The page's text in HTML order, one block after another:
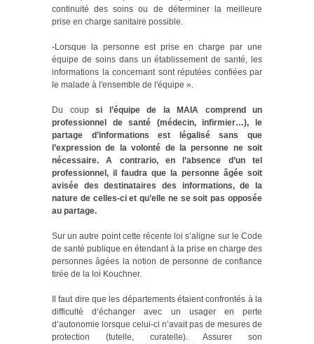
continuité des soins ou de déterminer la meilleure
prise en charge sanitaire possible.
-Lorsque la personne est prise en charge par une
équipe de soins dans un établissement de santé, les
informations la concernant sont réputées confiées par
le malade à l'ensemble de l'équipe ».
Du coup si l’équipe de la MAIA comprend un
professionnel de santé (médecin, infirmier…), le
partage d’informations est légalisé sans que
l’expression de la volonté de la personne ne soit
nécessaire. A contrario, en l’absence d’un tel
professionnel, il faudra que la personne âgée soit
avisée des destinataires des informations, de la
nature de celles-ci et qu’elle ne se soit pas opposée
au partage.
Sur un autre point cette récente loi s’aligne sur le Code
de santé publique en étendant à la prise en charge des
personnes âgées la notion de personne de confiance
tirée de la loi Kouchner.
Il faut dire que les départements étaient confrontés à la
difficulté d’échanger avec un usager en perte
d’autonomie lorsque celui-ci n’avait pas de mesures de
protection (tutelle, curatelle). Assurer son